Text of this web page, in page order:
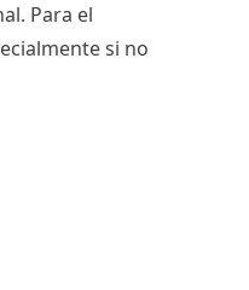
Para el
si no